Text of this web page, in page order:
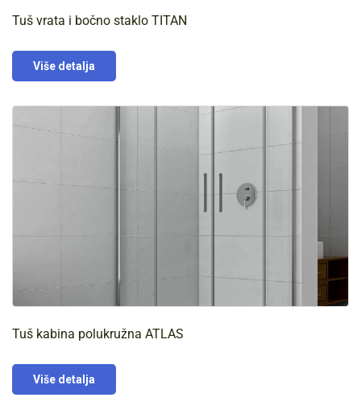
Tuš vrata i bočno staklo TITAN
Više detalja
Tuš kabina polukružna ATLAS
Više detalja